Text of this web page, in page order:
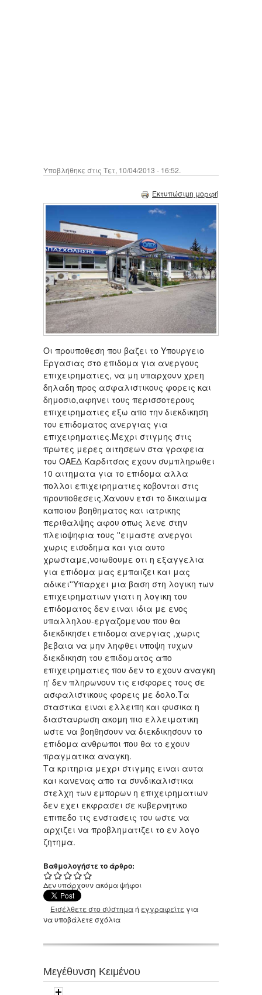
Υποβλήθηκε στις Τετ, 10/04/2013 - 16:52.
Εκτυπώσιμη μορφή
Οι προυποθεση που βαζει το Υπουργειο
Εργασιας στο επιδομα για ανεργους
επιχειρηματιες, να μη υπαρχουν χρεη
δηλαδη προς ασφαλιστικους φορεις και
δημοσιο,αφηνει τους περισσοτερους
επιχειρηματιες εξω απο την διεκδικηση
του επιδοματος ανεργιας για
επιχειρηματιες.Μεχρι στιγμης στις
πρωτες μερες αιτησεων στα γραφεια
του ΟΑΕΔ Καρδιτσας εχουν συμπληρωθει
10 αιτηματα για το επιδομα αλλα
πολλοι επιχειρηματιες κοβονται στις
προυποθεσεις.Χανουν ετσι το δικαιωμα
καποιου βοηθηματος και ιατρικης
περιθαλψης αφου οπως λενε στην
πλειοψηφια τους ''ειμαστε ανεργοι
χωρις εισοδημα και για αυτο
χρωσταμε,νοιωθουμε οτι η εξαγγελια
για επιδομα μας εμπαιζει και μας
αδικει''Υπαρχει μια βαση στη λογικη των
επιχειρηματιων γιατι η λογικη του
επιδοματος δεν ειναι ιδια με ενος
υπαλληλου-εργαζομενου που θα
διεκδικησει επιδομα ανεργιας ,χωρις
βεβαια να μην ληφθει υποψη τυχων
διεκδικηση του επιδοματος απο
επιχειρηματιες που δεν το εχουν αναγκη
η' δεν πληρωνουν τις εισφορες τους σε
ασφαλιστικους φορεις με δολο.Τα
σταστικα ειναι ελλειπη και φυσικα η
διασταυρωση ακομη πιο ελλειματικη
ωστε να βοηθησουν να διεκδικησουν το
επιδομα ανθρωποι που θα το εχουν
πραγματικα αναγκη.
Τα κριτηρια μεχρι στιγμης ειναι αυτα
και κανενας απο τα συνδικαλιστικα
στελχη των εμπορων η επιχειρηματιων
δεν εχει εκφρασει σε κυβερνητικο
επιπεδο τις ενστασεις του ωστε να
αρχιζει να προβληματιζει το εν λογο
ζητημα.
Βαθμολογήστε το άρθρο:
Δεν υπάρχουν ακόμα ψήφοι
Εισέλθετε στο σύστημαή εγγραφείτε για
να υποβάλετε σχόλια
Μεγέθυνση Κειμένου